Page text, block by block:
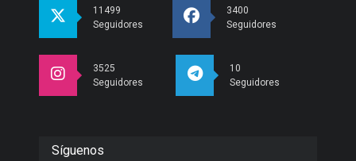
11499
Seguidores
3400
Seguidores
3525
Seguidores
10
Seguidores
Síguenos